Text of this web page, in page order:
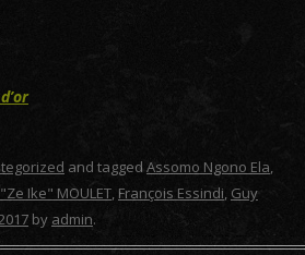
and tagged Assomo Ngono Ela,
Ike" MOULET, François Essindi, Guy
by admin.